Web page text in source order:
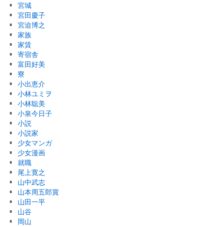
宮城
宮田慶子
宮迫博之
家族
家賃
寄宿舎
富田好美
寮
小出恵介
小林ユミヲ
小林聡美
小泉今日子
小説
小説家
少女マンガ
少女漫画
就職
尾上寛之
山中武志
山本周五郎賞
山田一平
山谷
岡山